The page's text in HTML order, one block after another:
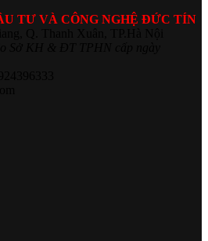
TƯ VÀ CÔNG NGHỆ ĐỨC TÍN